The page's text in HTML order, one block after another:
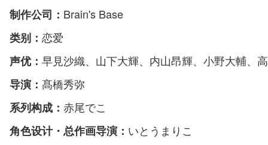
制作公司： Brain's Base
类别： 恋爱
声优： 早見沙織、山下大輝、内山昂輝、小野大輔、
导演： 髙橋秀弥
系列构成： 赤尾でこ
角色设计・总作画导演： いとうまりこ